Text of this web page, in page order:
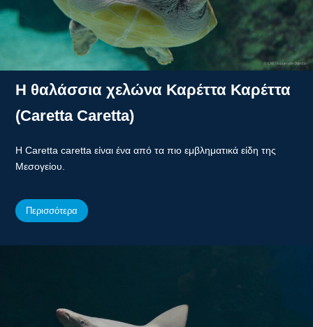
Η θαλάσσια χελώνα Καρέττα Καρέττα
(Caretta Caretta)
Η Caretta caretta είναι ένα από τα πιο εμβληματικά είδη της
Μεσογείου.
Περισσότερα